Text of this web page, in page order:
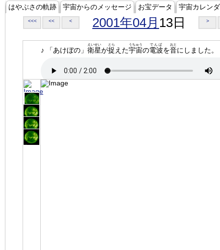
はやぶさの軌跡 宇宙からのメッセージ お宝データ 宇宙カレン
<<< << < 2001年04月 13日 >
♪ 「あけぼの」 衛星
えいせい
が捉
とら
えた宇宙
うちゅう
の電波
でんぱ
を音
おと
にしました。